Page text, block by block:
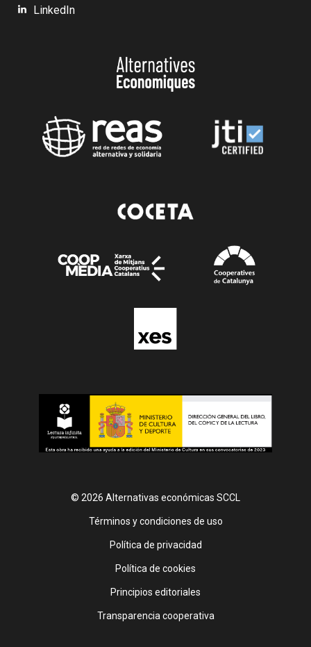
LinkedIn
© 2026 Alternativas económicas SCCL
Footer
Términos y condiciones de uso
Política de privacidad
Política de cookies
Principios editoriales
Transparencia cooperativa